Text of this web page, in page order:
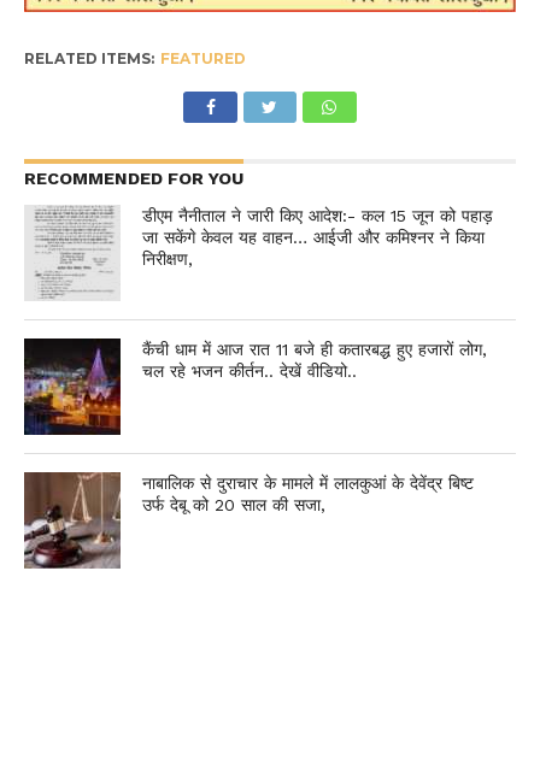
RELATED ITEMS: FEATURED
RECOMMENDED FOR YOU
डीएम नैनीताल ने जारी किए आदेश:- कल 15 जून को पहाड़
जा सकेंगे केवल यह वाहन… आईजी और कमिश्नर ने किया
निरीक्षण,
कैंची धाम में आज रात 11 बजे ही कतारबद्ध हुए हजारों लोग,
चल रहे भजन कीर्तन.. देखें वीडियो..
नाबालिक से दुराचार के मामले में लालकुआं के देवेंद्र बिष्ट
उर्फ देबू को 20 साल की सजा,